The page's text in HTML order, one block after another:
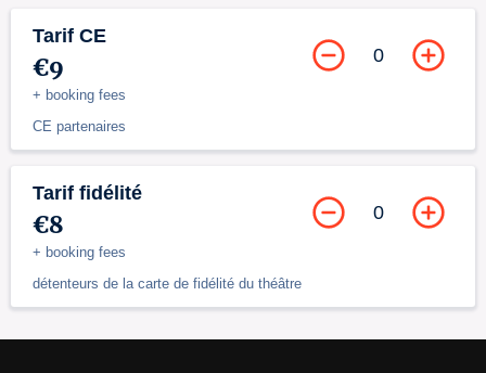
Tarif CE
€9
+ booking fees
CE partenaires
0
Tarif fidélité
€8
+ booking fees
détenteurs de la carte de fidélité du théâtre
0